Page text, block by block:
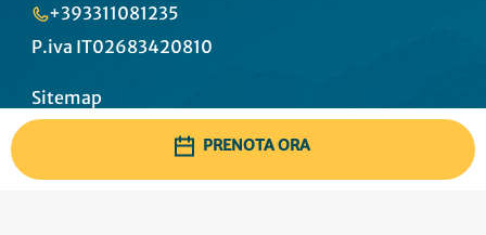
+393311081235
P.iva IT02683420810
Sitemap
PRENOTA ORA